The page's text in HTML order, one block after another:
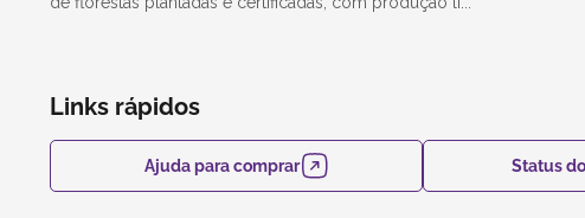
Links rápidos
Ajuda para comprar Status